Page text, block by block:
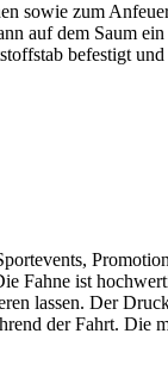
sowie zum
auf dem Saum
befestigt
Fahne ist
lassen. Der
der Fahrt. Die